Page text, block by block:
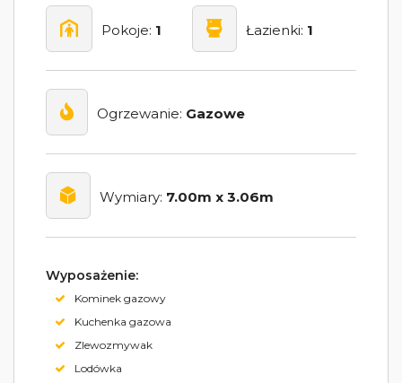
Pokoje: 1 Łazienki: 1
Ogrzewanie: Gazowe
Wymiary: 7.00m x 3.06m
Wyposażenie:
Kominek gazowy
Kuchenka gazowa
Zlewozmywak
Lodówka